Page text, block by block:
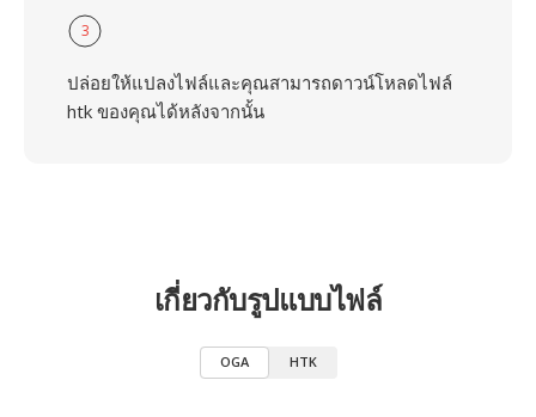
3
ปล่อยให้แปลงไฟล์และคุณสามารถดาวน์โหลดไฟล์
htk ของคุณได้หลังจากนั้น
เกี่ยวกับรูปแบบไฟล์
OGA HTK